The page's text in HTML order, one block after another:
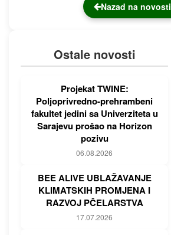
Nazad na novosti
Ostale novosti
Projekat TWINE:
Poljoprivredno-prehrambeni
fakultet jedini sa Univerziteta u
Sarajevu prošao na Horizon
pozivu
06.08.2026
BEE ALIVE UBLAŽAVANJE
KLIMATSKIH PROMJENA I
RAZVOJ PČELARSTVA
17.07.2026